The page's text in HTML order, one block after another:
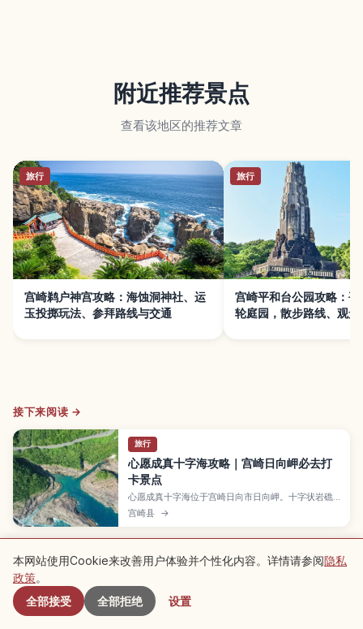
附近推荐景点
查看该地区的推荐文章
旅行
宫崎鹈户神宫攻略：海蚀洞神社、运
玉投掷玩法、参拜路线与交通
旅行
宫崎平和台公园攻略：平
轮庭园，散步路线、观景
接下来阅读 →
旅行
心愿成真十字海攻略｜宫崎日向岬必去打
卡景点
心愿成真十字海位于宫崎日向市日向岬。十字状岩礁
与旁边岩石组成"叶"字，搭配展望台许愿钟必去打
卡。介绍周边景点、最佳观景方式与游览要点，新手
宫崎县 →
※ 文章内容基于撰写时的信息，可能与当前情况有所不同。此外，我们不保证所发
布内容的准确性和完整性，敬请谅解。
广告
本文可能包含广告（联盟链接），通过链接完成预订时本站可能获得佣
金。
附近景点
本网站使用Cookie来改善用户体验并个性化内容。详情请参阅隐私
政策。
全部接受
全部拒绝 设置